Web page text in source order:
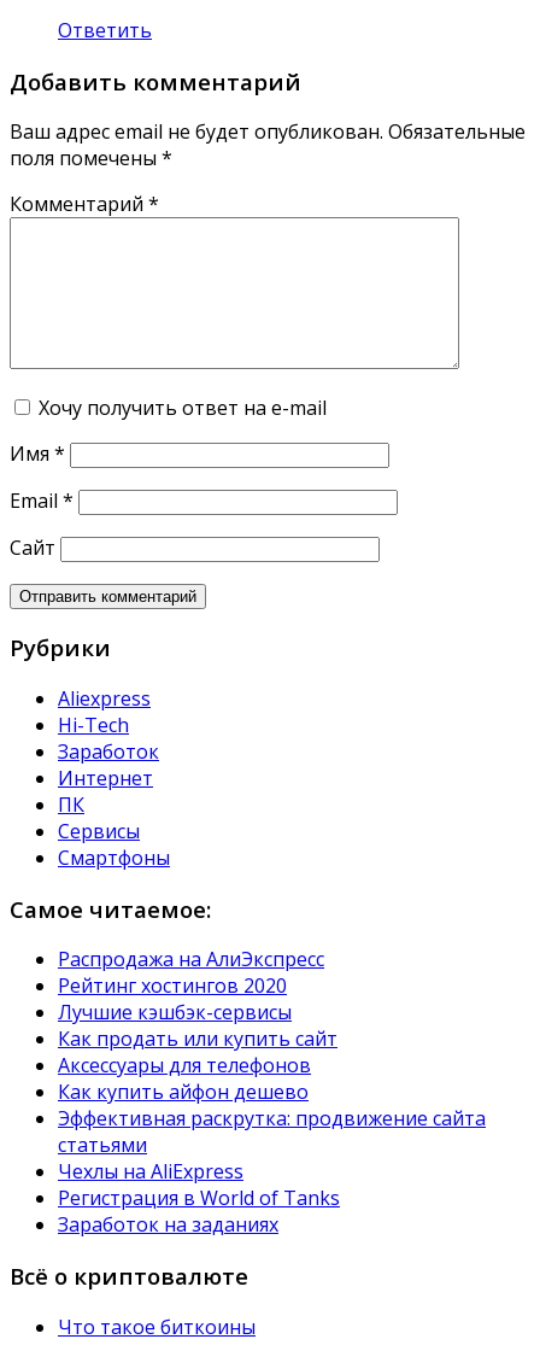
Ответить
Добавить комментарий
Ваш адрес email не будет опубликован. Обязательные
поля помечены *
Комментарий *
Хочу получить ответ на e-mail
Имя *
Email *
Сайт
Рубрики
Aliexpress
Hi-Tech
Заработок
Интернет
ПК
Сервисы
Смартфоны
Самое читаемое:
Распродажа на АлиЭкспресс
Рейтинг хостингов 2020
Лучшие кэшбэк-сервисы
Как продать или купить сайт
Аксессуары для телефонов
Как купить айфон дешево
Эффективная раскрутка: продвижение сайта
статьями
Чехлы на AliExpress
Регистрация в World of Tanks
Заработок на заданиях
Всё о криптовалюте
Что такое биткоины